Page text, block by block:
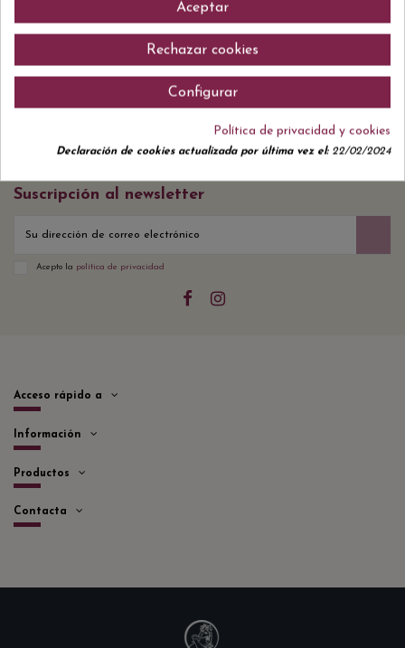
22,91 €
Suscripción al newsletter
Acepto la política de privacidad
Acceso rápido a
Información
Productos
Contacta
Aceptar
Rechazar cookies
Configurar
Política de privacidad y cookies
Declaración de cookies actualizada por última vez el:22/02/2024